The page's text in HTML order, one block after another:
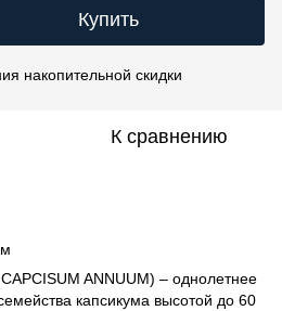
Купить
накопительной скидки
К сравнению
ANNUUM) – однолетнее
капсикума высотой до 60